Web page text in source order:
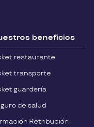
beneficios
restaurante
transporte
guardería
de salud
Retribución